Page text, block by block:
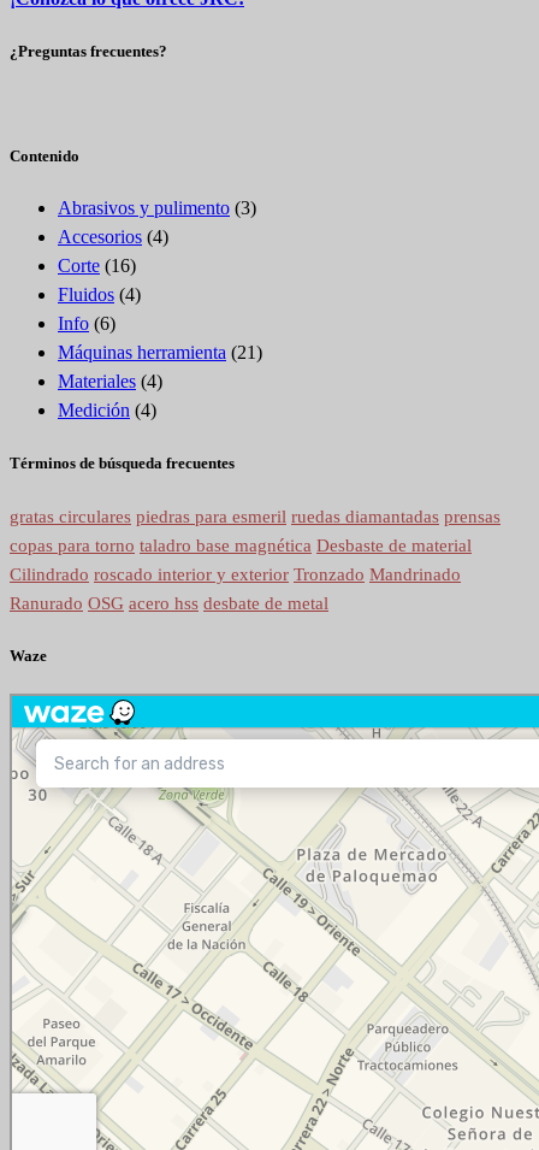
¿Preguntas frecuentes?
Contenido
Abrasivos y pulimento (3)
Accesorios (4)
Corte (16)
Fluidos (4)
Info (6)
Máquinas herramienta (21)
Materiales (4)
Medición (4)
Términos de búsqueda frecuentes
gratas circulares piedras para esmeril ruedas diamantadas prensas
copas para torno taladro base magnética Desbaste de material
Cilindrado roscado interior y exterior Tronzado Mandrinado
Ranurado OSG acero hss desbate de metal
Waze